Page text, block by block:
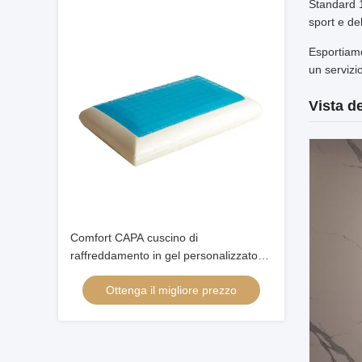
Comfort CAPA cuscino di
raffreddamento in gel personalizzato
cuscino di raffreddamento per pazienti
Ottenga il migliore prezzo
Standard
sport e
un
Vista